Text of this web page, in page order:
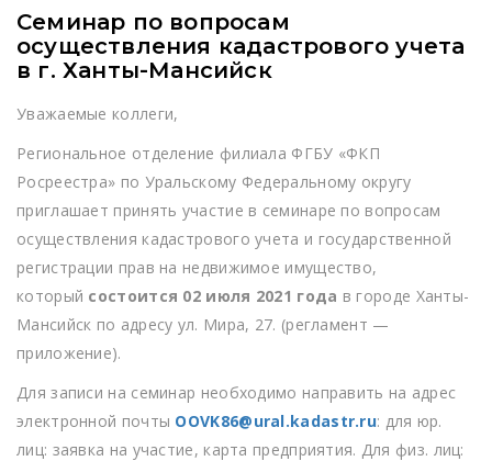
Семинар по вопросам
осуществления кадастрового учета
в г. Ханты-Мансийск
Уважаемые коллеги,
Региональное отделение филиала ФГБУ «ФКП
Росреестра» по Уральскому Федеральному округу
приглашает принять участие в семинаре по вопросам
осуществления кадастрового учета и государственной
регистрации прав на недвижимое имущество,
который состоится 02 июля 2021 года в городе Ханты-
Мансийск по адресу ул. Мира, 27. (регламент —
приложение).
Для записи на семинар необходимо направить на адрес
электронной почты OOVK86@ural.kadastr.ru: для юр.
лиц: заявка на участие, карта предприятия. Для физ. лиц: